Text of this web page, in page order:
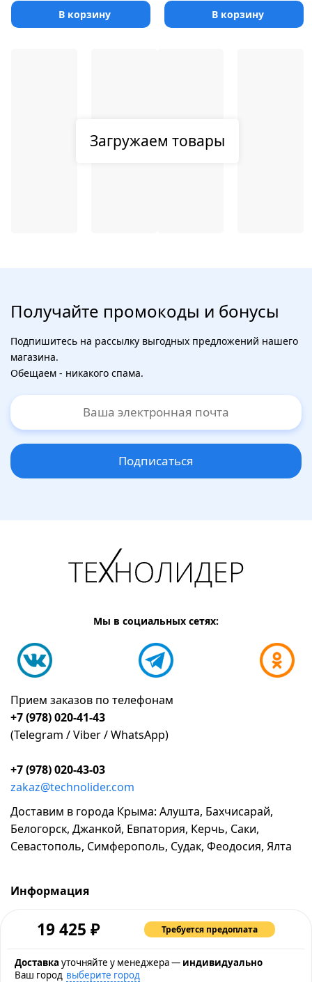
19 425 ₽ Требуется предоплата
Доставка уточняйте у менеджера — индивидуально
Ваш город выберите город
В корзину В корзину
Загружаем товары
Получайте промокоды и бонусы
Подпишитесь на рассылку выгодных предложений нашего
магазина.
Обещаем - никакого спама.
Подписаться
Мы в социальных сетях:
Прием заказов по телефонам
+7 (978) 020-41-43
(Telegram / Viber / WhatsApp)
+7 (978) 020-43-03
zakaz@technolider.com
Доставим в города Крыма: Алушта, Бахчисарай,
Белогорск, Джанкой, Евпатория, Керчь, Саки,
Севастополь, Симферополь, Судак, Феодосия, Ялта
Информация
о компании
промокоды и акции